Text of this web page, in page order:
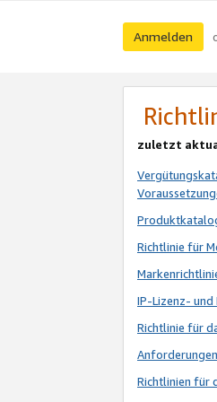
Anmelden
zuletzt
Richtlinie für
IP-Lizenz-
Richtlinie für
Richtlinien für